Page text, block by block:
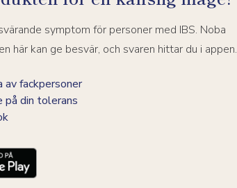
symptom för personer med IBS. Noba
här kan ge besvär, och svaren hittar du i appen.
av fackpersoner
på din tolerans